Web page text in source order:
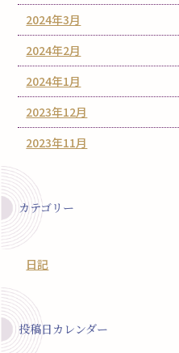
2024年3月
2024年2月
2024年1月
2023年12月
2023年11月
カテゴリー
日記
投稿日カレンダー